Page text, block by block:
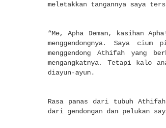
meletakkan tangannya saya
“Me, Apha Deman, kasihan
menggendongnya. Saya
menggendong Athifah yang
mengangkatnya. Tetapi kalo
diayun-ayun.
Rasa panas dari tubuh
dari gendongan dan pelukan